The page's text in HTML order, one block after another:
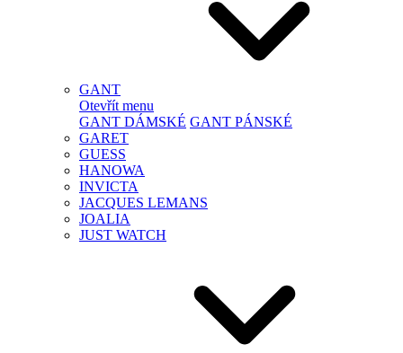
GANT
Otevřít menu
GANT DÁMSKÉ GANT PÁNSKÉ
GARET
GUESS
HANOWA
INVICTA
JACQUES LEMANS
JOALIA
JUST WATCH